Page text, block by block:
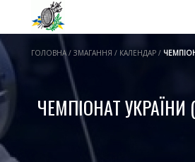
ГОЛОВНА / ЗМАГАННЯ / КАЛЕНДАР /
ЧЕМПІОНАТ